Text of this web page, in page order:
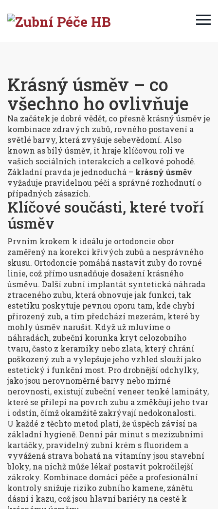
Krásný úsměv – co
všechno ho ovlivňuje
Na začátek je dobré vědět, co přesně krásný úsměv je
kombinace zdravých zubů, rovného postavení a
světlé barvy, která zvyšuje sebevědomí. Also
known asbílý úsměv, it hraje klíčovou roli ve
vašich sociálních interakcích a celkové pohodě.
Základní pravda je jednoduchá – krásný úsměv
vyžaduje pravidelnou péči a správné rozhodnutí o
případných zásazích.
Klíčové součásti, které tvoří
úsměv
Prvním krokem k ideálu je ortodoncie obor
zaměřený na korekci křivých zubů a nesprávného
skusu. Ortodoncie pomáhá nastavit zuby do rovné
linie, což přímo usnadňuje dosažení krásného
úsměvu. Další zubní implantát syntetická náhrada
ztraceného zubu, která obnovuje jak funkci, tak
estetiku poskytuje pevnou oporu tam, kde chybí
přirozený zub, a tím předchází mezerám, které by
mohly úsměv narušit. Když už mluvíme o
náhradách, zubeční korunka kryt celozobního
tvaru, často z keramiky nebo zlata, který chrání
poškozený zub a vylepšuje jeho vzhled slouží jako
estetický i funkční most. Pro drobnější odchylky,
jako jsou nerovnoměrné barvy nebo mírné
nerovnosti, existují zubeční veneer tenké lamináty,
které se přilepí na povrch zubu a změkčují jeho tvar
i odstín, čímž okamžitě zakrývají nedokonalosti.
U každé z těchto metod platí, že úspěch závisí na
základní hygieně. Denní pár minut s mezizubními
kartáčky, pravidelný zubní krém s fluoridem a
vyvážená strava bohatá na vitamíny jsou stavební
bloky, na nichž může lékař postavit pokročilejší
zákroky. Kombinace domácí péče a profesionální
kontroly snižuje riziko zubního kamene, zánětu
dásní i kazu, což jsou hlavní bariéry na cestě k